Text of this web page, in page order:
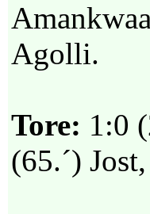
Agolli.
Tore: 1:0
(65.´)